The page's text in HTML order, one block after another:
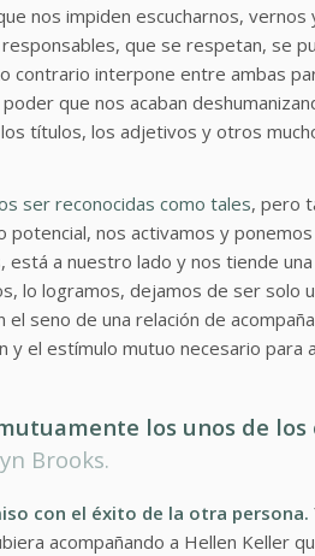
nos impiden escucharnos, vernos
que se respetan, se
contrario interpone entre ambas
que nos acaban
títulos, los adjetivos y otros
ser reconocidas como tales, pero
nos activamos y
a nuestro lado y nos tiende
lo logramos, dejamos de ser solo
seno de una relación de
y el estímulo mutuo necesario
los unos de los
Brooks.
con el éxito de la otra persona.
acompañando a Hellen Keller